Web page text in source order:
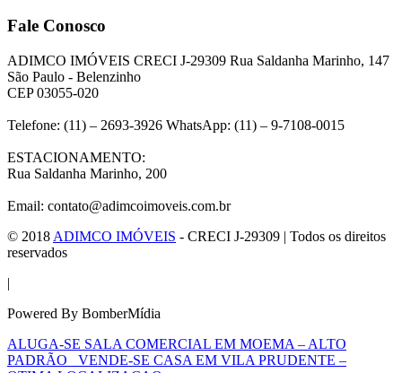
Fale Conosco
ADIMCO IMÓVEIS CRECI J-29309 Rua Saldanha Marinho, 147
São Paulo - Belenzinho
CEP 03055-020
Telefone: (11) – 2693-3926 WhatsApp: (11) – 9-7108-0015
ESTACIONAMENTO:
Rua Saldanha Marinho, 200
Email: contato@adimcoimoveis.com.br
© 2018 ADIMCO IMÓVEIS - CRECI J-29309 | Todos os direitos
reservados
|
Powered By BomberMídia
ALUGA-SE SALA COMERCIAL EM MOEMA – ALTO
PADRÃO
VENDE-SE CASA EM VILA PRUDENTE –